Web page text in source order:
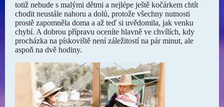
totiž nebude s malými dětmi a nejlépe ještě kočárkem chtít
chodit neustále nahoru a dolů, protože všechny nutnosti
prostě zapomněla doma a až teď si uvědomila, jak venku
chybí. A dobrou přípravu oceníte hlavně ve chvílích, kdy
procházka na pískoviště není záležitostí na pár minut, ale
aspoň na dvě hodiny.